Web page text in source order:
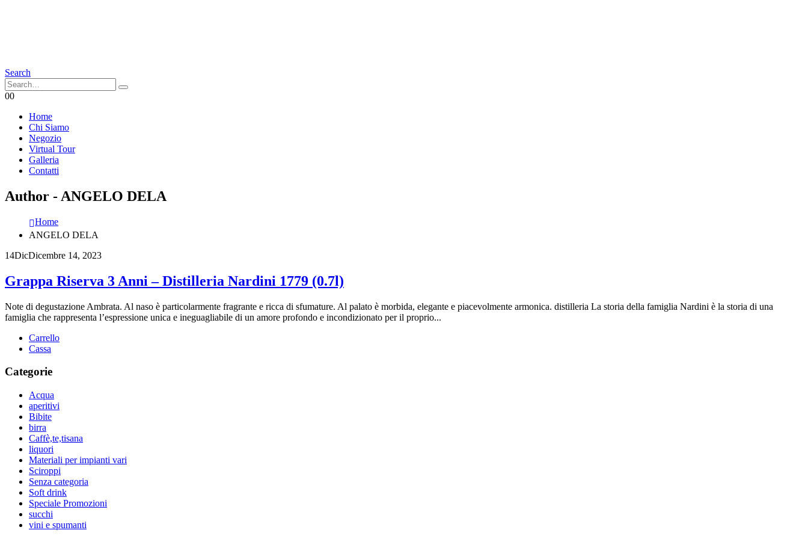
Search
00
Home
Chi Siamo
Negozio
Virtual Tour
Galleria
Contatti
Author - ANGELO DELA
Home
ANGELO DELA
14DicDicembre 14, 2023
Grappa Riserva 3 Anni – Distilleria Nardini 1779 (0.7l)
Note di degustazione Ambrata. Al naso è particolarmente fragrante e ricca di sfumature. Al palato è morbida, elegante e piacevolmente armonica. distilleria La storia della famiglia Nardini è la storia di una
famiglia che rappresenta l’espressione unica e ineguagliabile di un amore profondo e incondizionato per il proprio...
Carrello
Cassa
Categorie
Acqua
aperitivi
Bibite
birra
Caffè,te,tisana
liquori
Materiali per impianti vari
Sciroppi
Senza categoria
Soft drink
Speciale Promozioni
succhi
vini e spumanti